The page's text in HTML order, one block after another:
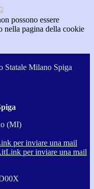
possono essere
nella pagina della cookie
Statale Milano Spiga
(MI)
per inviare una mail
Link per inviare una mail